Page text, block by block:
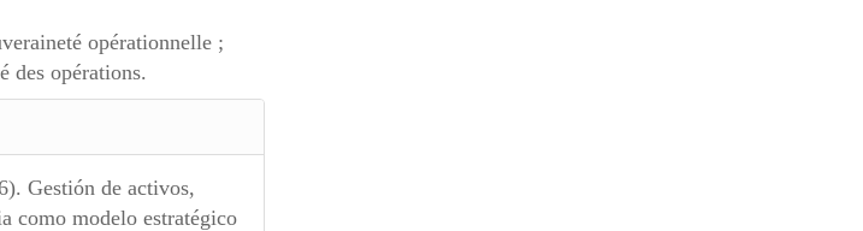
opérationnelle ;
des opérations.
Gestión de activos,
como modelo estratégico